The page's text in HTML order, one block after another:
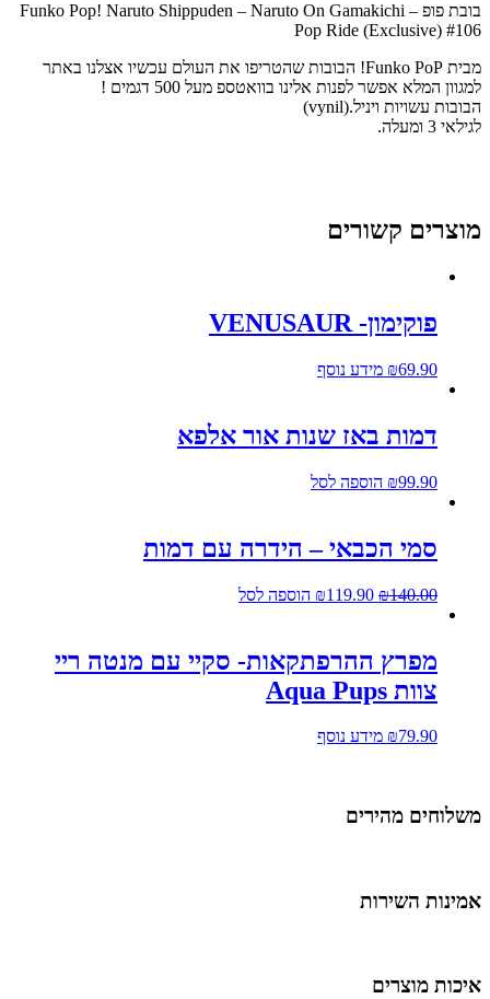
בובת פופ – Funko Pop! Naruto Shippuden – Naruto On Gamakichi
Pop Ride (Exclusive) #106
מבית Funko PoP! הבובות שהטריפו את העולם עכשיו אצלנו באתר
למגוון המלא אפשר לפנות אלינו בוואטספ מעל 500 דגמים !
הבובות עשויות ויניל.(vynil)
לגילאי 3 ומעלה.
מוצרים קשורים
פוקימון- VENUSAUR
₪69.90 מידע נוסף
דמות באז שנות אור אלפא
₪99.90 הוספה לסל
סמי הכבאי – הידרה עם דמות
₪140.00
₪119.90 הוספה לסל
מפרץ ההרפתקאות- סקיי עם מנטה ריי
צוות Aqua Pups
₪79.90 מידע נוסף
משלוחים מהירים
אמינות השירות
איכות מוצרים